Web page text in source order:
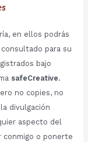
en ellos podrás
para su
bajo
safeCreative.
no copies, no
divulgación
aspecto del
conmigo o ponerte